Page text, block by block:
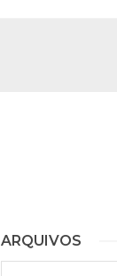
ARQUIVOS
Arquivos